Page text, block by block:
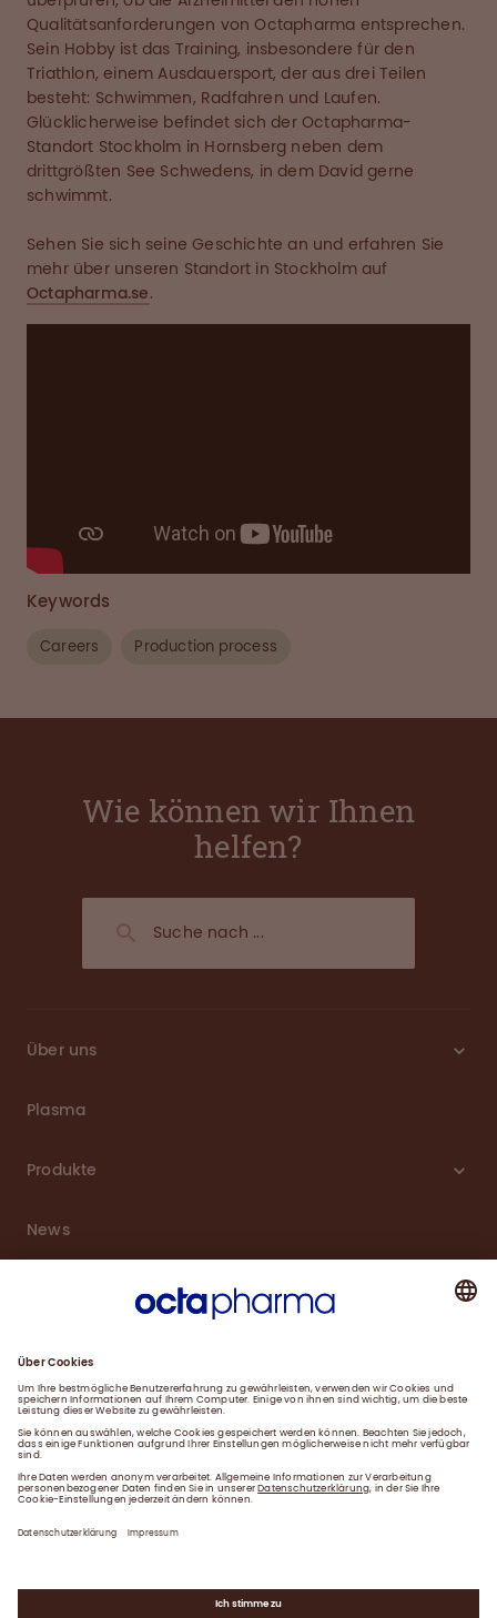
Qualitätsanforderungen von Octapharma entsprechen.
Sein Hobby ist das Training, insbesondere für den
Triathlon, einem Ausdauersport, der aus drei Teilen
besteht: Schwimmen, Radfahren und Laufen.
Glücklicherweise befindet sich der Octapharma-
Standort Stockholm in Hornsberg neben dem
drittgrößten See Schwedens, in dem David gerne
schwimmt.
Sehen Sie sich seine Geschichte an und erfahren Sie
mehr über unseren Standort in Stockholm auf
Octapharma.se.
Keywords
Careers Production process
Wie können wir Ihnen
helfen?
Über uns
Plasma
Produkte
News
Downloads
Kontakt Impressum Datenschutzerklärung